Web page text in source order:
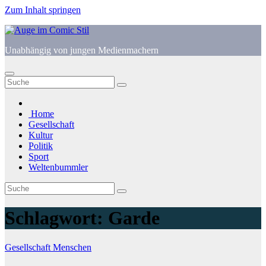
Zum Inhalt springen
Unabhängig von jungen Medienmachern
Home
Gesellschaft
Kultur
Politik
Sport
Weltenbummler
Schlagwort: Garde
Gesellschaft Menschen